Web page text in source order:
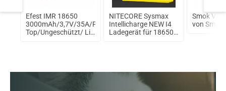
Efest IMR 18650
3000mAh/3,7V/35A/Flat
Top/Ungeschützt/ Li-
NITECORE Sysmax
Intellicharge NEW I4
Ladegerät für 18650
Smok
von